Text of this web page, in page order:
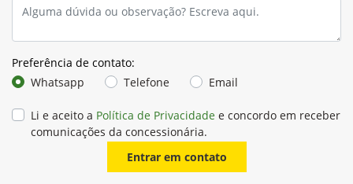
Preferência de contato:
Whatsapp
Telefone Email
Li e aceito a Política de Privacidade e concordo em receber
comunicações da concessionária.
Entrar em contato